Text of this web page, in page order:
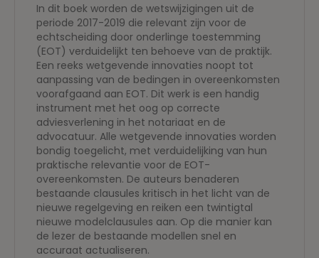
In dit boek worden de wetswijzigingen uit de
periode 2017-2019 die relevant zijn voor de
echtscheiding door onderlinge toestemming
(EOT) verduidelijkt ten behoeve van de praktijk.
Een reeks wetgevende innovaties noopt tot
aanpassing van de bedingen in overeenkomsten
voorafgaand aan EOT. Dit werk is een handig
instrument met het oog op correcte
adviesverlening in het notariaat en de
advocatuur. Alle wetgevende innovaties worden
bondig toegelicht, met verduidelijking van hun
praktische relevantie voor de EOT-
overeenkomsten. De auteurs benaderen
bestaande clausules kritisch in het licht van de
nieuwe regelgeving en reiken een twintigtal
nieuwe modelclausules aan. Op die manier kan
de lezer de bestaande modellen snel en
accuraat actualiseren.